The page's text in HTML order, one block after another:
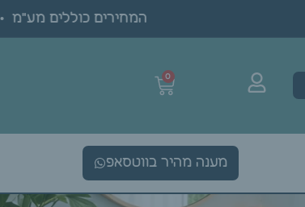
המחירים כוללים מע"מ •
0
מענה מהיר בווטסאפ